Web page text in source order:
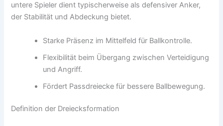
untere Spieler dient typischerweise als defensiver Anker,
der Stabilität und Abdeckung bietet.
Starke Präsenz im Mittelfeld für Ballkontrolle.
Flexibilität beim Übergang zwischen Verteidigung
und Angriff.
Fördert Passdreiecke für bessere Ballbewegung.
Definition der Dreiecksformation